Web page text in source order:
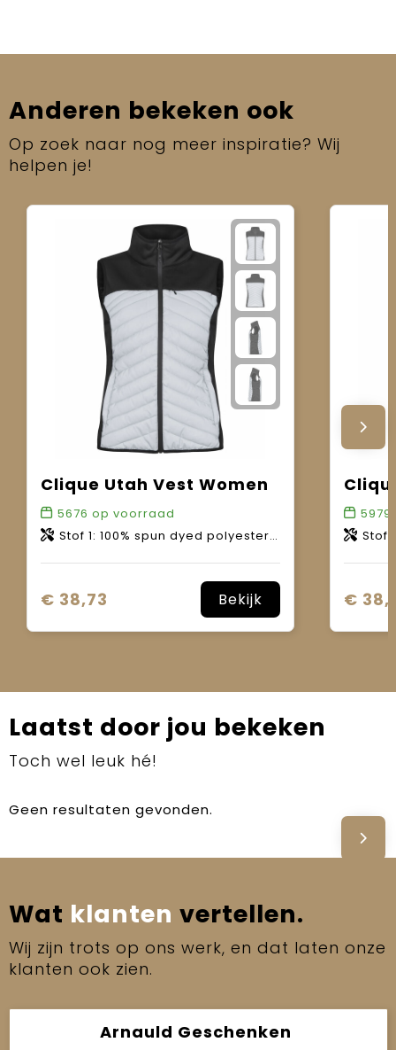
Anderen bekeken ook
Op zoek naar nog meer inspiratie? Wij
helpen je!
Clique Utah Vest Women
5676 op voorraad
Stof 1: 100% spun dyed polyester. Stof 2: 100% polyester met reflecterende coating.
€ 38,73 Bekijk
5979
Stof 1:
€
Laatst door jou bekeken
Toch wel leuk hé!
Geen resultaten gevonden.
Wat klanten vertellen.
Wij zijn trots op ons werk, en dat laten onze
klanten ook zien.
Arnauld Geschenken